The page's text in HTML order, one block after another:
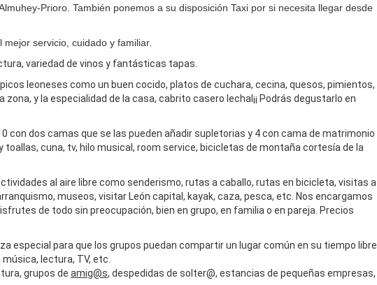
Prioro. También ponemos a su disposición Taxi por si necesita llegar desde
servicio, cuidado y familiar.
variedad de vinos y fantásticas tapas.
leoneses como un buen cocido, platos de cuchara, cecina, quesos, pimientos,
y la especialidad de la casa, cabrito casero lechal¡¡ Podrás degustarlo en
con dos camas que se las pueden añadir supletorias y 4 con cama de matrimonio
cuna, tv, hilo musical, room service, bicicletas de montaña cortesía de la
al aire libre como senderismo, rutas a caballo, rutas en bicicleta, visitas a
museos, visitar León capital, kayak, caza, pesca, etc. Nos encargamos
de todo sin preocupación, bien en grupo, en familia o en pareja. Precios
especial para que los grupos puedan compartir un lugar común en su tiempo libre.
lectura, TV, etc.
grupos de amig@s, despedidas de solter@, estancias de pequeñas empresas,